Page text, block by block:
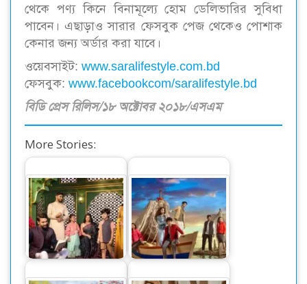
থেকে পণ্য কিনে বিনামূল্যে হোম ডেলিভারির সুবিধা
পাবেন। এছাড়াও সারার ফেসবুক পেজ থেকেও পোশাক
কেনার জন্য অর্ডার করা যাবে।
ওয়েবসাইট: www.saralifestyle.com.bd
ফেসবুক: www.facebookcom/saralifestyle.bd
বিডি প্রেস রিলিস/১৮ অক্টোবর ২০১৮/এসএম
More Stories:
সারা’র ঈদুল আযহা
আয়োজন
শীতে উষ্ণতার যোগান
দিতে ‘সারা’র
শীতপোশাকের সম্ভার